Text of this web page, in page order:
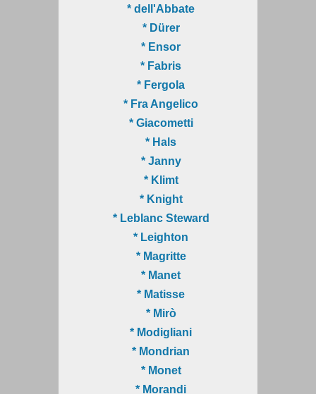
* dell'Abbate
* Dürer
* Ensor
* Fabris
* Fergola
* Fra Angelico
* Giacometti
* Hals
* Janny
* Klimt
* Knight
* Leblanc Steward
* Leighton
* Magritte
* Manet
* Matisse
* Mirò
* Modigliani
* Mondrian
* Monet
* Morandi